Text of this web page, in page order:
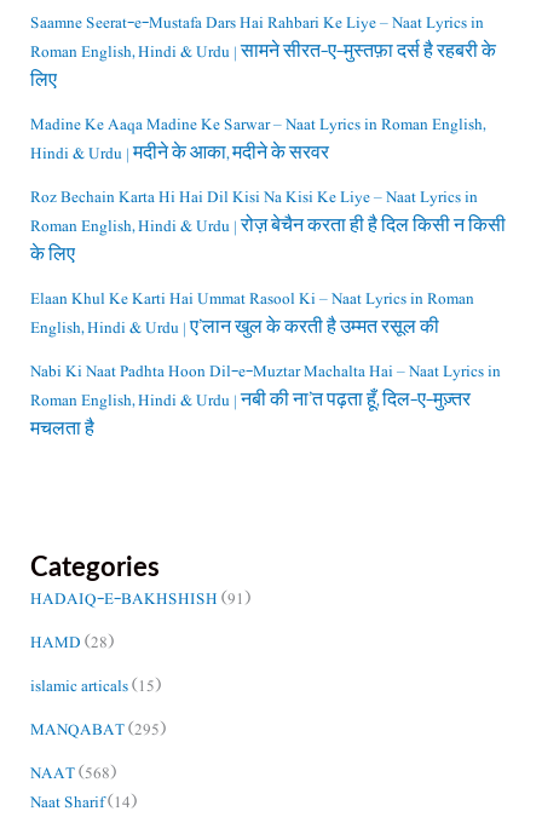
Saamne Seerat-e-Mustafa Dars Hai Rahbari Ke Liye – Naat Lyrics in
Roman English, Hindi & Urdu | सामने सीरत-ए-मुस्तफ़ा दर्स है रहबरी के
लिए
Madine Ke Aaqa Madine Ke Sarwar – Naat Lyrics in Roman English,
Hindi & Urdu | मदीने के आका, मदीने के सरवर
Roz Bechain Karta Hi Hai Dil Kisi Na Kisi Ke Liye – Naat Lyrics in
Roman English, Hindi & Urdu | रोज़ बेचैन करता ही है दिल किसी न किसी
के लिए
Elaan Khul Ke Karti Hai Ummat Rasool Ki – Naat Lyrics in Roman
English, Hindi & Urdu | ए’लान खुल के करती है उम्मत रसूल की
Nabi Ki Naat Padhta Hoon Dil-e-Muztar Machalta Hai – Naat Lyrics in
Roman English, Hindi & Urdu | नबी की ना’त पढ़ता हूँ, दिल-ए-मुज़्तर
मचलता है
Categories
HADAIQ-E-BAKHSHISH(91)
HAMD(28)
islamic articals(15)
MANQABAT(295)
NAAT(568)
Naat Sharif(14)